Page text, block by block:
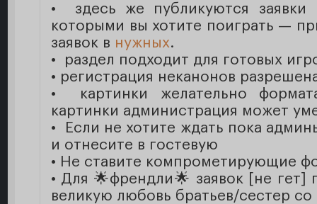
• здесь же публикуются
которыми вы хотите поиграть —
заявок в нужных.
• раздел подходит для готовых
• регистрация неканонов
• картинки желательно
картинки администрация может
• Если не хотите ждать пока
и отнесите в гостевую
• Не ставите компрометирующие
• Для 🌟френдли🌟 заявок [не
великую любовь братьев/сестер